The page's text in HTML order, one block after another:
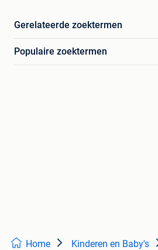
Gerelateerde zoektermen
Populaire zoektermen
Home Kinderen en Baby's